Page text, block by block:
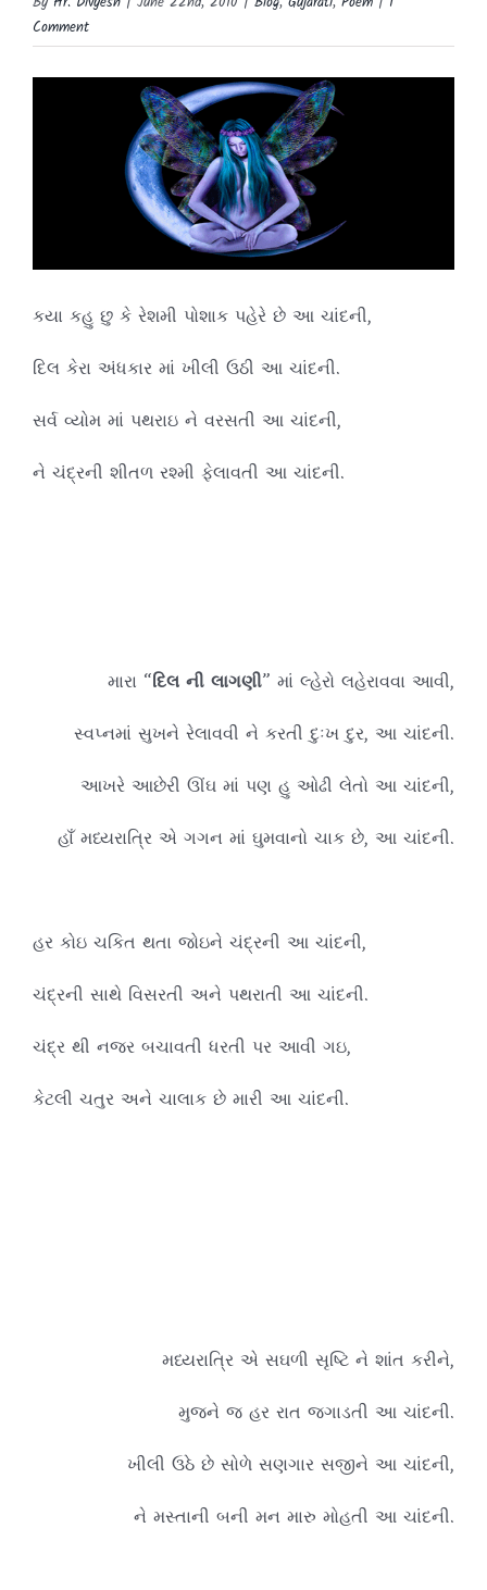
Comment
કયા કહુ છુ કે રેશમી પોશાક પહેરે છે આ ચાંદની,
દિલ કેરા અંધકાર માં ખીલી ઉઠી આ ચાંદની.
સર્વ વ્યોમ માં પથરાઇ ને વરસતી આ ચાંદની,
ને ચંદ્રની શીતળ રશ્મી ફેલાવતી આ ચાંદની.
મારા “દિલ ની લાગણી” માં લ્હેરો લહેરાવવા આવી,
સ્વપ્નમાં સુખને રેલાવવી ને કરતી દુઃખ દુર, આ ચાંદની.
આખરે આછેરી ઊંઘ માં પણ હુ ઓઢી લેતો આ ચાંદની,
હાઁ મધ્યરાત્રિ એ ગગન માં ઘુમવાનો ચાક છે, આ ચાંદની.
હર કોઇ ચકિત થતા જોઇને ચંદ્રની આ ચાંદની,
ચંદ્રની સાથે વિસરતી અને પથરાતી આ ચાંદની.
ચંદ્ર થી નજર બચાવતી ધરતી પર આવી ગઇ,
કેટલી ચતુર અને ચાલાક છે મારી આ ચાંદની.
મધ્યરાત્રિ એ સઘળી સૃષ્ટિ ને શાંત કરીને,
મુજને જ હર રાત જગાડતી આ ચાંદની.
ખીલી ઉઠે છે સોળે સણગાર સજીને આ ચાંદની,
ને મસ્તાની બની મન મારુ મોહતી આ ચાંદની.